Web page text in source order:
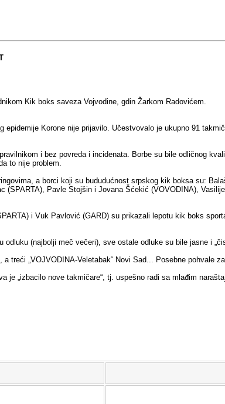
Kik boks saveza Vojvodine, gdin Žarkom Radovićem.
Korone nije prijavilo. Učestvovalo je ukupno 91
i bez povreda i incidenata. Borbe su bile odličnog
to nije problem.
a borci koji su bududućnost srpskog kik boksa su:
Pavle Stojšin i Jovana Šćekić (VOVODINA),
i Vuk Pavlović (GARD) su prikazali lepotu kik boks
(najbolji meč večeri), sve ostale odluke su bile jasne i
a treći „VOJVODINA-Veletabak“ Novi Sad... Posebne
je „izbacilo nove takmičare“, tj. uspešno radi sa mlađim